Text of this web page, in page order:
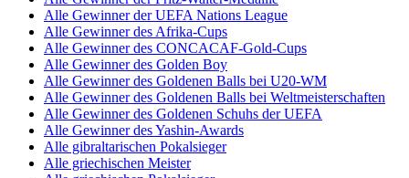
Alle Gewinner der UEFA Nations League
Alle Gewinner des Afrika-Cups
Alle Gewinner des CONCACAF-Gold-Cups
Alle Gewinner des Golden Boy
Alle Gewinner des Goldenen Balls bei U20-WM
Alle Gewinner des Goldenen Balls bei Weltmeisterschaften
Alle Gewinner des Goldenen Schuhs der UEFA
Alle Gewinner des Yashin-Awards
Alle gibraltarischen Pokalsieger
Alle griechischen Meister